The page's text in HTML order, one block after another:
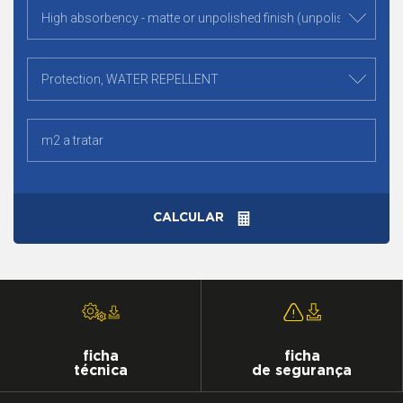
CALCULAR
ficha
técnica
ficha
de segurança